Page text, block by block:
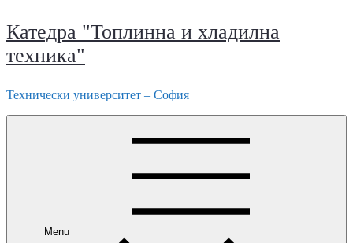
Катедра "Топлинна и хладилна
техника"
Технически университет – София
Menu